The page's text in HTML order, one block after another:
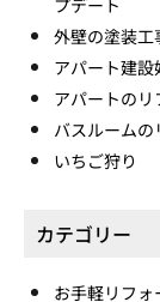
プデート
外壁の塗装工
アパート建
アパートのリ
バスルームの
いちご狩り
カテゴリー
お手軽リフォ